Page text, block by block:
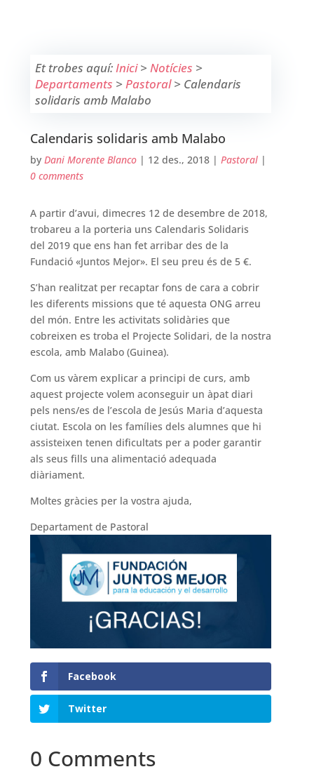
Et trobes aquí:Inici> Notícies >
Departaments > Pastoral> Calendaris
solidaris amb Malabo
Calendaris solidaris amb Malabo
by Dani Morente Blanco | 12 des., 2018 | Pastoral |
0 comments
A partir d’avui, dimecres 12 de desembre de 2018,
trobareu a la porteria uns Calendaris Solidaris
del 2019 que ens han fet arribar des de la
Fundació «Juntos Mejor». El seu preu és de 5 €.
S’han realitzat per recaptar fons de cara a cobrir
les diferents missions que té aquesta ONG arreu
del món. Entre les activitats solidàries que
cobreixen es troba el Projecte Solidari, de la nostra
escola, amb Malabo (Guinea).
Com us vàrem explicar a principi de curs, amb
aquest projecte volem aconseguir un àpat diari
pels nens/es de l’escola de Jesús Maria d’aquesta
ciutat. Escola on les famílies dels alumnes que hi
assisteixen tenen dificultats per a poder garantir
als seus fills una alimentació adequada
diàriament.
Moltes gràcies per la vostra ajuda,
Departament de Pastoral
Facebook
Twitter
0 Comments